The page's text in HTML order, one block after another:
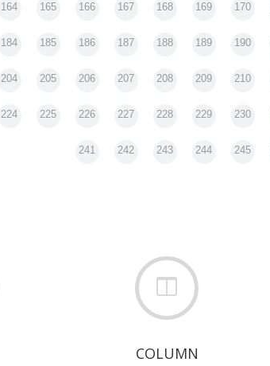
164 165 166 167 168 169 170
184 185 186 187 188 189 190
204 205 206 207 208 209 210
224 225 226 227 228 229 230
241 242 243 244 245
COLUMN